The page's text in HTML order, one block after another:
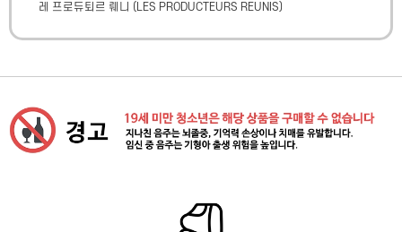
레 프로듀퇴르 뤠니 ( LES PRODUCTEURS REUNIS)